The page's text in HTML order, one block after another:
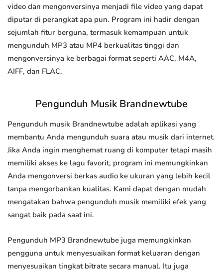
video dan mengonversinya menjadi file video yang dapat
diputar di perangkat apa pun. Program ini hadir dengan
sejumlah fitur berguna, termasuk kemampuan untuk
mengunduh MP3 atau MP4 berkualitas tinggi dan
mengonversinya ke berbagai format seperti AAC, M4A,
AIFF, dan FLAC.
Pengunduh Musik Brandnewtube
Pengunduh musik Brandnewtube adalah aplikasi yang
membantu Anda mengunduh suara atau musik dari internet.
Jika Anda ingin menghemat ruang di komputer tetapi masih
memiliki akses ke lagu favorit, program ini memungkinkan
Anda mengonversi berkas audio ke ukuran yang lebih kecil
tanpa mengorbankan kualitas. Kami dapat dengan mudah
mengatakan bahwa pengunduh musik memiliki efek yang
sangat baik pada saat ini.
Pengunduh MP3 Brandnewtube juga memungkinkan
pengguna untuk menyesuaikan format keluaran dengan
menyesuaikan tingkat bitrate secara manual. Itu juga